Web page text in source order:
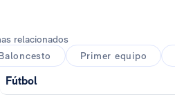
relacionados
Primer equipo
Fútbol